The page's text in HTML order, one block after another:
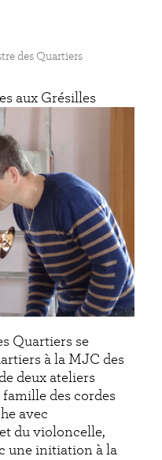
des Quartiers
aux Grésilles
Quartiers se
à la MJC des
deux ateliers
des cordes
avec
du violoncelle,
une initiation à la